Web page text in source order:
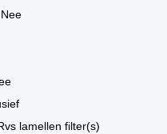
lamellen filter(s)